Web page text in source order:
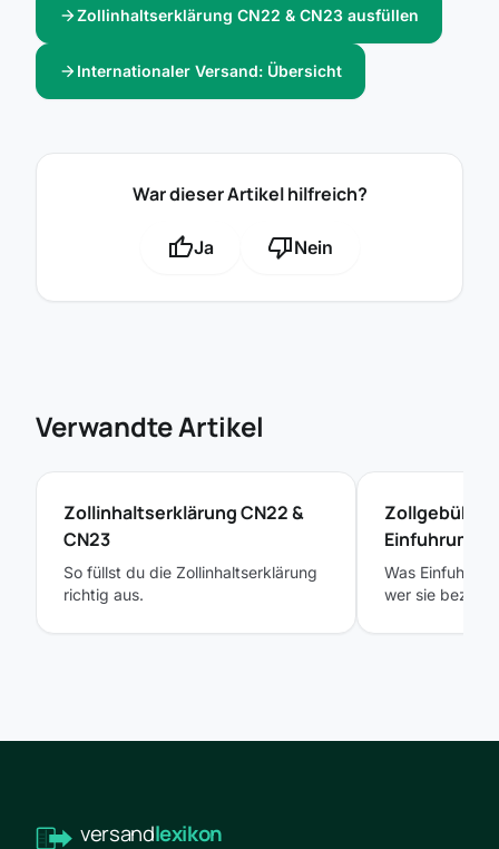
arrow_forwardZollinhaltserklärung CN22 & CN23 ausfüllen
arrow_forward Internationaler Versand: Übersicht
War dieser Artikel hilfreich?
thumb_upJa thumb_downNein
Verwandte Artikel
Zollinhaltserklärung CN22 &
CN23
So füllst du die Zollinhaltserklärung
richtig aus.
Was
wer sie bezahlt.
versandlexikon